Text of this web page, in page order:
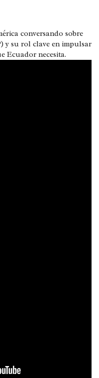
conversando sobre
y su rol clave en impulsar
Ecuador necesita.